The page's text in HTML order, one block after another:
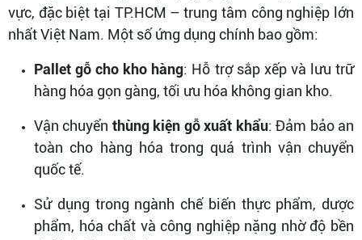
vực, đặc biệt tại TP.HCM – trung tâm công nghiệp lớn
nhất Việt Nam. Một số ứng dụng chính bao gồm:
Pallet gỗ cho kho hàng: Hỗ trợ sắp xếp và lưu trữ
hàng hóa gọn gàng, tối ưu hóa không gian kho.
Vận chuyển thùng kiện gỗ xuất khẩu: Đảm bảo an
toàn cho hàng hóa trong quá trình vận chuyển
quốc tế.
Sử dụng trong ngành chế biến thực phẩm, dược
phẩm, hóa chất và công nghiệp nặng nhờ độ bền